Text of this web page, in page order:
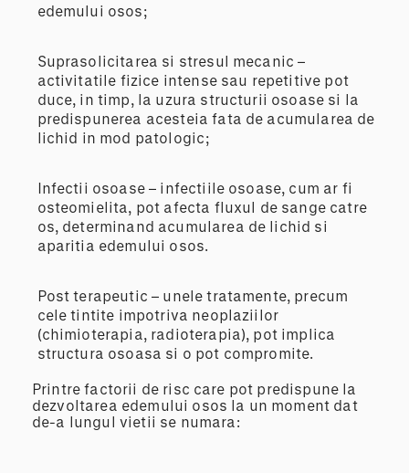
edemului osos;
Suprasolicitarea si stresul mecanic –
activitatile fizice intense sau repetitive pot
duce, in timp, la uzura structurii osoase si la
predispunerea acesteia fata de acumularea de
lichid in mod patologic;
Infectii osoase – infectiile osoase, cum ar fi
osteomielita, pot afecta fluxul de sange catre
os, determinand acumularea de lichid si
aparitia edemului osos.
Post terapeutic – unele tratamente, precum
cele tintite impotriva neoplaziilor
(chimioterapia, radioterapia), pot implica
structura osoasa si o pot compromite.
Printre factorii de risc care pot predispune la
dezvoltarea edemului osos la un moment dat
de-a lungul vietii se numara: